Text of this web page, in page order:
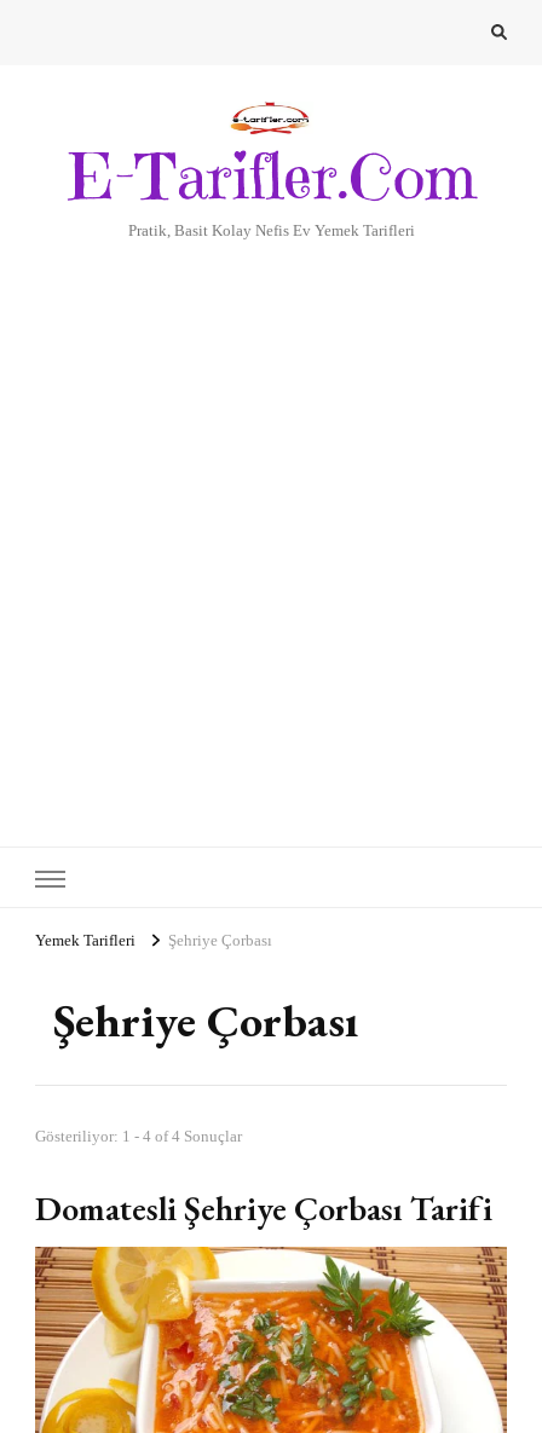
E-Tarifler.Com
Pratik, Basit Kolay Nefis Ev Yemek Tarifleri
Yemek Tarifleri Şehriye Çorbası
Şehriye Çorbası
Gösteriliyor: 1 - 4 of 4 Sonuçlar
Domatesli Şehriye Çorbası Tarifi